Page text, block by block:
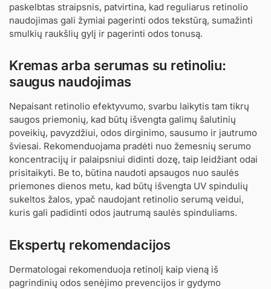
paskelbtas straipsnis, patvirtina, kad reguliarus retinolio
naudojimas gali žymiai pagerinti odos tekstūrą, sumažinti
smulkių raukšlių gylį ir pagerinti odos tonusą.
Kremas arba serumas su retinoliu:
saugus naudojimas
Nepaisant retinolio efektyvumo, svarbu laikytis tam tikrų
saugos priemonių, kad būtų išvengta galimų šalutinių
poveikių, pavyzdžiui, odos dirginimo, sausumo ir jautrumo
šviesai. Rekomenduojama pradėti nuo žemesnių serumo
koncentracijų ir palaipsniui didinti dozę, taip leidžiant odai
prisitaikyti. Be to, būtina naudoti apsaugos nuo saulės
priemones dienos metu, kad būtų išvengta UV spindulių
sukeltos žalos, ypač naudojant retinolio serumą veidui,
kuris gali padidinti odos jautrumą saulės spinduliams.
Ekspertų rekomendacijos
Dermatologai rekomenduoja retinolį kaip vieną iš
pagrindinių odos senėjimo prevencijos ir gydymo